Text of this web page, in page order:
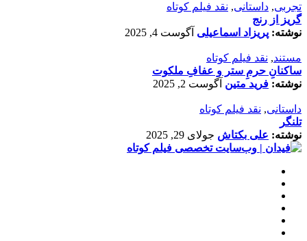
تجربی, داستانی, نقد فیلم کوتاه
گریز از رنج
نوشته: پریزاد اسماعیلی آگوست 4, 2025
مستند, نقد فیلم کوتاه
ساکنانِ حرمِ ستر و عفافِ ملکوت
نوشته: فرید متین آگوست 2, 2025
داستانی, نقد فیلم کوتاه
تلنگر
نوشته: علی بکتاش جولای 29, 2025